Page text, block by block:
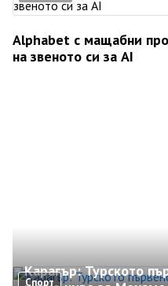
Alphabet с мащабни
на звеното си за AI
Спорт
Карагър: Турското